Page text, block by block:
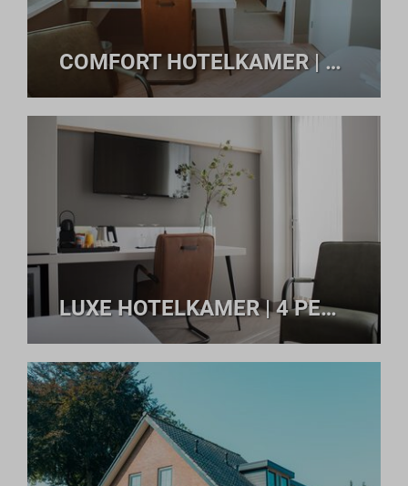
COMFORT HOTELKAMER | 2 PERSONEN
LUXE HOTELKAMER | 4 PERSONEN